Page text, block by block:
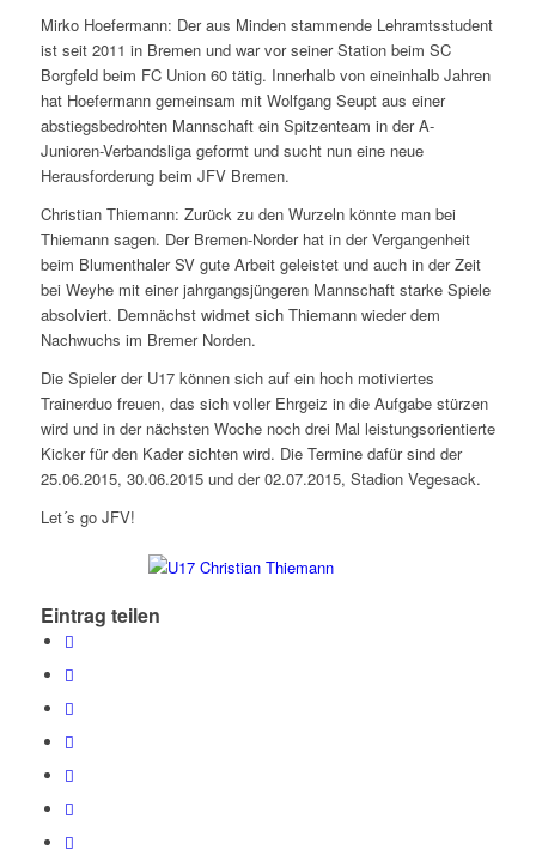
Mirko Hoefermann: Der aus Minden stammende Lehramtsstudent
ist seit 2011 in Bremen und war vor seiner Station beim SC
Borgfeld beim FC Union 60 tätig. Innerhalb von eineinhalb Jahren
hat Hoefermann gemeinsam mit Wolfgang Seupt aus einer
abstiegsbedrohten Mannschaft ein Spitzenteam in der A-
Junioren-Verbandsliga geformt und sucht nun eine neue
Herausforderung beim JFV Bremen.
Christian Thiemann: Zurück zu den Wurzeln könnte man bei
Thiemann sagen. Der Bremen-Norder hat in der Vergangenheit
beim Blumenthaler SV gute Arbeit geleistet und auch in der Zeit
bei Weyhe mit einer jahrgangsjüngeren Mannschaft starke Spiele
absolviert. Demnächst widmet sich Thiemann wieder dem
Nachwuchs im Bremer Norden.
Die Spieler der U17 können sich auf ein hoch motiviertes
Trainerduo freuen, das sich voller Ehrgeiz in die Aufgabe stürzen
wird und in der nächsten Woche noch drei Mal leistungsorientierte
Kicker für den Kader sichten wird. Die Termine dafür sind der
25.06.2015, 30.06.2015 und der 02.07.2015, Stadion Vegesack.
Let´s go JFV!
Eintrag teilen